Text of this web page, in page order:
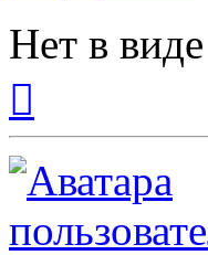
Нет в
началу